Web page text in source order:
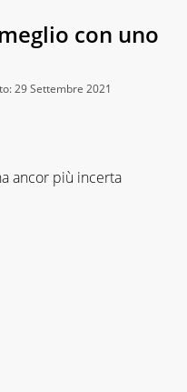
con uno
29 Settembre 2021
ancor più incerta